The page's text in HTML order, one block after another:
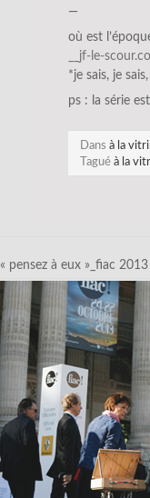
—
où est
__jf-le-
*je sais, je
ps : la série est
Dans à la
Tagué à la
« pensez à eux »_fiac 2013